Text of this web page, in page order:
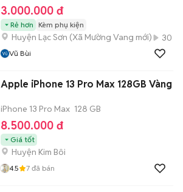
3.000.000 đ
Rẻ hơn Kèm phụ kiện
Huyện Lạc Sơn (Xã Mường Vang mới) 30
Vũ Bùi
Apple iPhone 13 Pro Max 128GB Vàng
iPhone 13 Pro Max 128 GB
8.500.000 đ
Giá tốt
Huyện Kim Bôi
4.5 7 đã bán